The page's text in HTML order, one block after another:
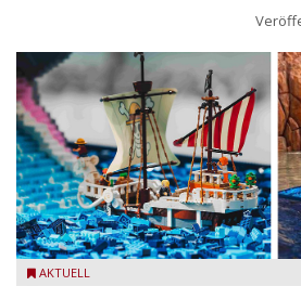
Laboon aus ONE PIECE als LEGO-
AKTUELL